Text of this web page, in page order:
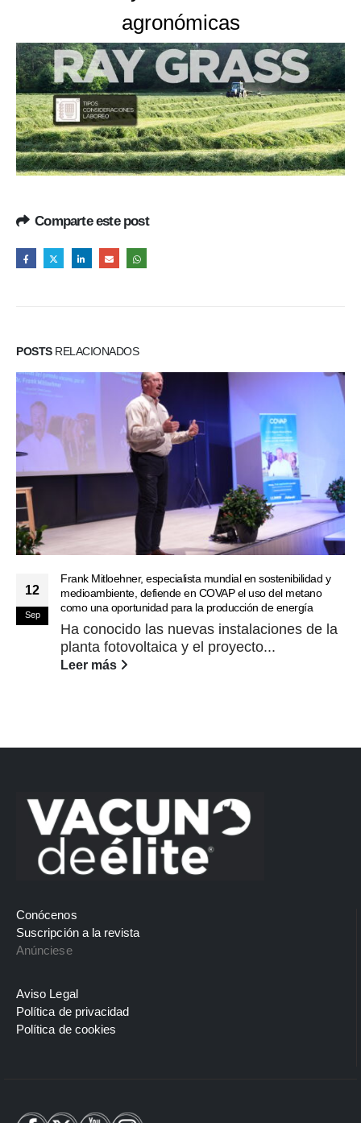
agronómicas
Comparte este post
POSTSRELACIONADOS
12
Sep
Frank Mitloehner, especialista mundial en sostenibilidad y
medioambiente, defiende en COVAP el uso del metano
como una oportunidad para la producción de energía
Ha conocido las nuevas instalaciones de la
planta fotovoltaica y el proyecto...
Leer más
Conócenos
Suscripción a la revista
Anúnciese
Aviso Legal
Política de privacidad
Política de cookies